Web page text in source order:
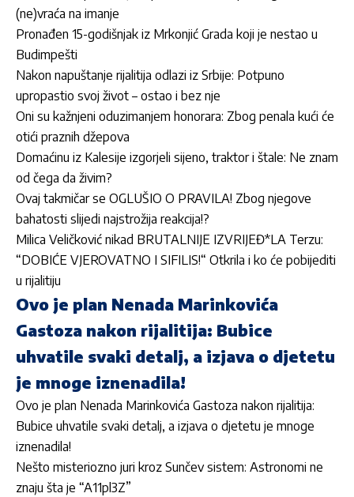
(ne)vraća na imanje
Pronađen 15-godišnjak iz Mrkonjić Grada koji je nestao u
Budimpešti
Nakon napuštanje rijalitija odlazi iz Srbije: Potpuno
upropastio svoj život – ostao i bez nje
Oni su kažnjeni oduzimanjem honorara: Zbog penala kući će
otići praznih džepova
Domaćinu iz Kalesije izgorjeli sijeno, traktor i štale: Ne znam
od čega da živim?
Ovaj takmičar se OGLUŠIO O PRAVILA! Zbog njegove
bahatosti slijedi najstrožija reakcija!?
Milica Veličković nikad BRUTALNIJE IZVRIJEĐ*LA Terzu:
“DOBIĆE VJEROVATNO I SIFILIS!“ Otkrila i ko će pobijediti
u rijalitiju
Ovo je plan Nenada Marinkovića
Gastoza nakon rijalitija: Bubice
uhvatile svaki detalj, a izjava o djetetu
je mnoge iznenadila!
Ovo je plan Nenada Marinkovića Gastoza nakon rijalitija:
Bubice uhvatile svaki detalj, a izjava o djetetu je mnoge
iznenadila!
Nešto misteriozno juri kroz Sunčev sistem: Astronomi ne
znaju šta je “A11pl3Z”